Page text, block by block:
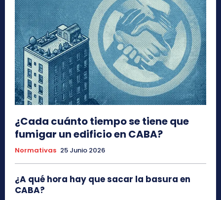
¿Cada cuánto tiempo se tiene que
fumigar un edificio en CABA?
Normativas 25 Junio 2026
¿A qué hora hay que sacar la basura en
CABA?